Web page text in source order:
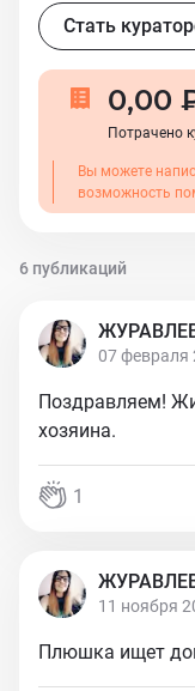
Стать
0,00
Потрачено
Вы можете
возможность
6 публикаций
07 февраля
Поздравляем!
хозяина.
1
11 ноября
Плюшка ищет